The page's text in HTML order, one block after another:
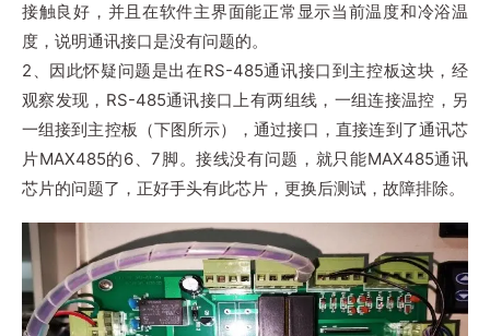
接触良好，并且在软件主界面能正常显示当前温度和冷浴温
度，说明通讯接口是没有问题的。
2、因此怀疑问题是出在RS-485通讯接口到主控板这块，经
观察发现，RS-485通讯接口上有两组线，一组连接温控，另
一组接到主控板（下图所示），通过接口，直接连到了通讯芯
片MAX485的6、7脚。接线没有问题，就只能MAX485通讯
芯片的问题了，正好手头有此芯片，更换后测试，故障排除。